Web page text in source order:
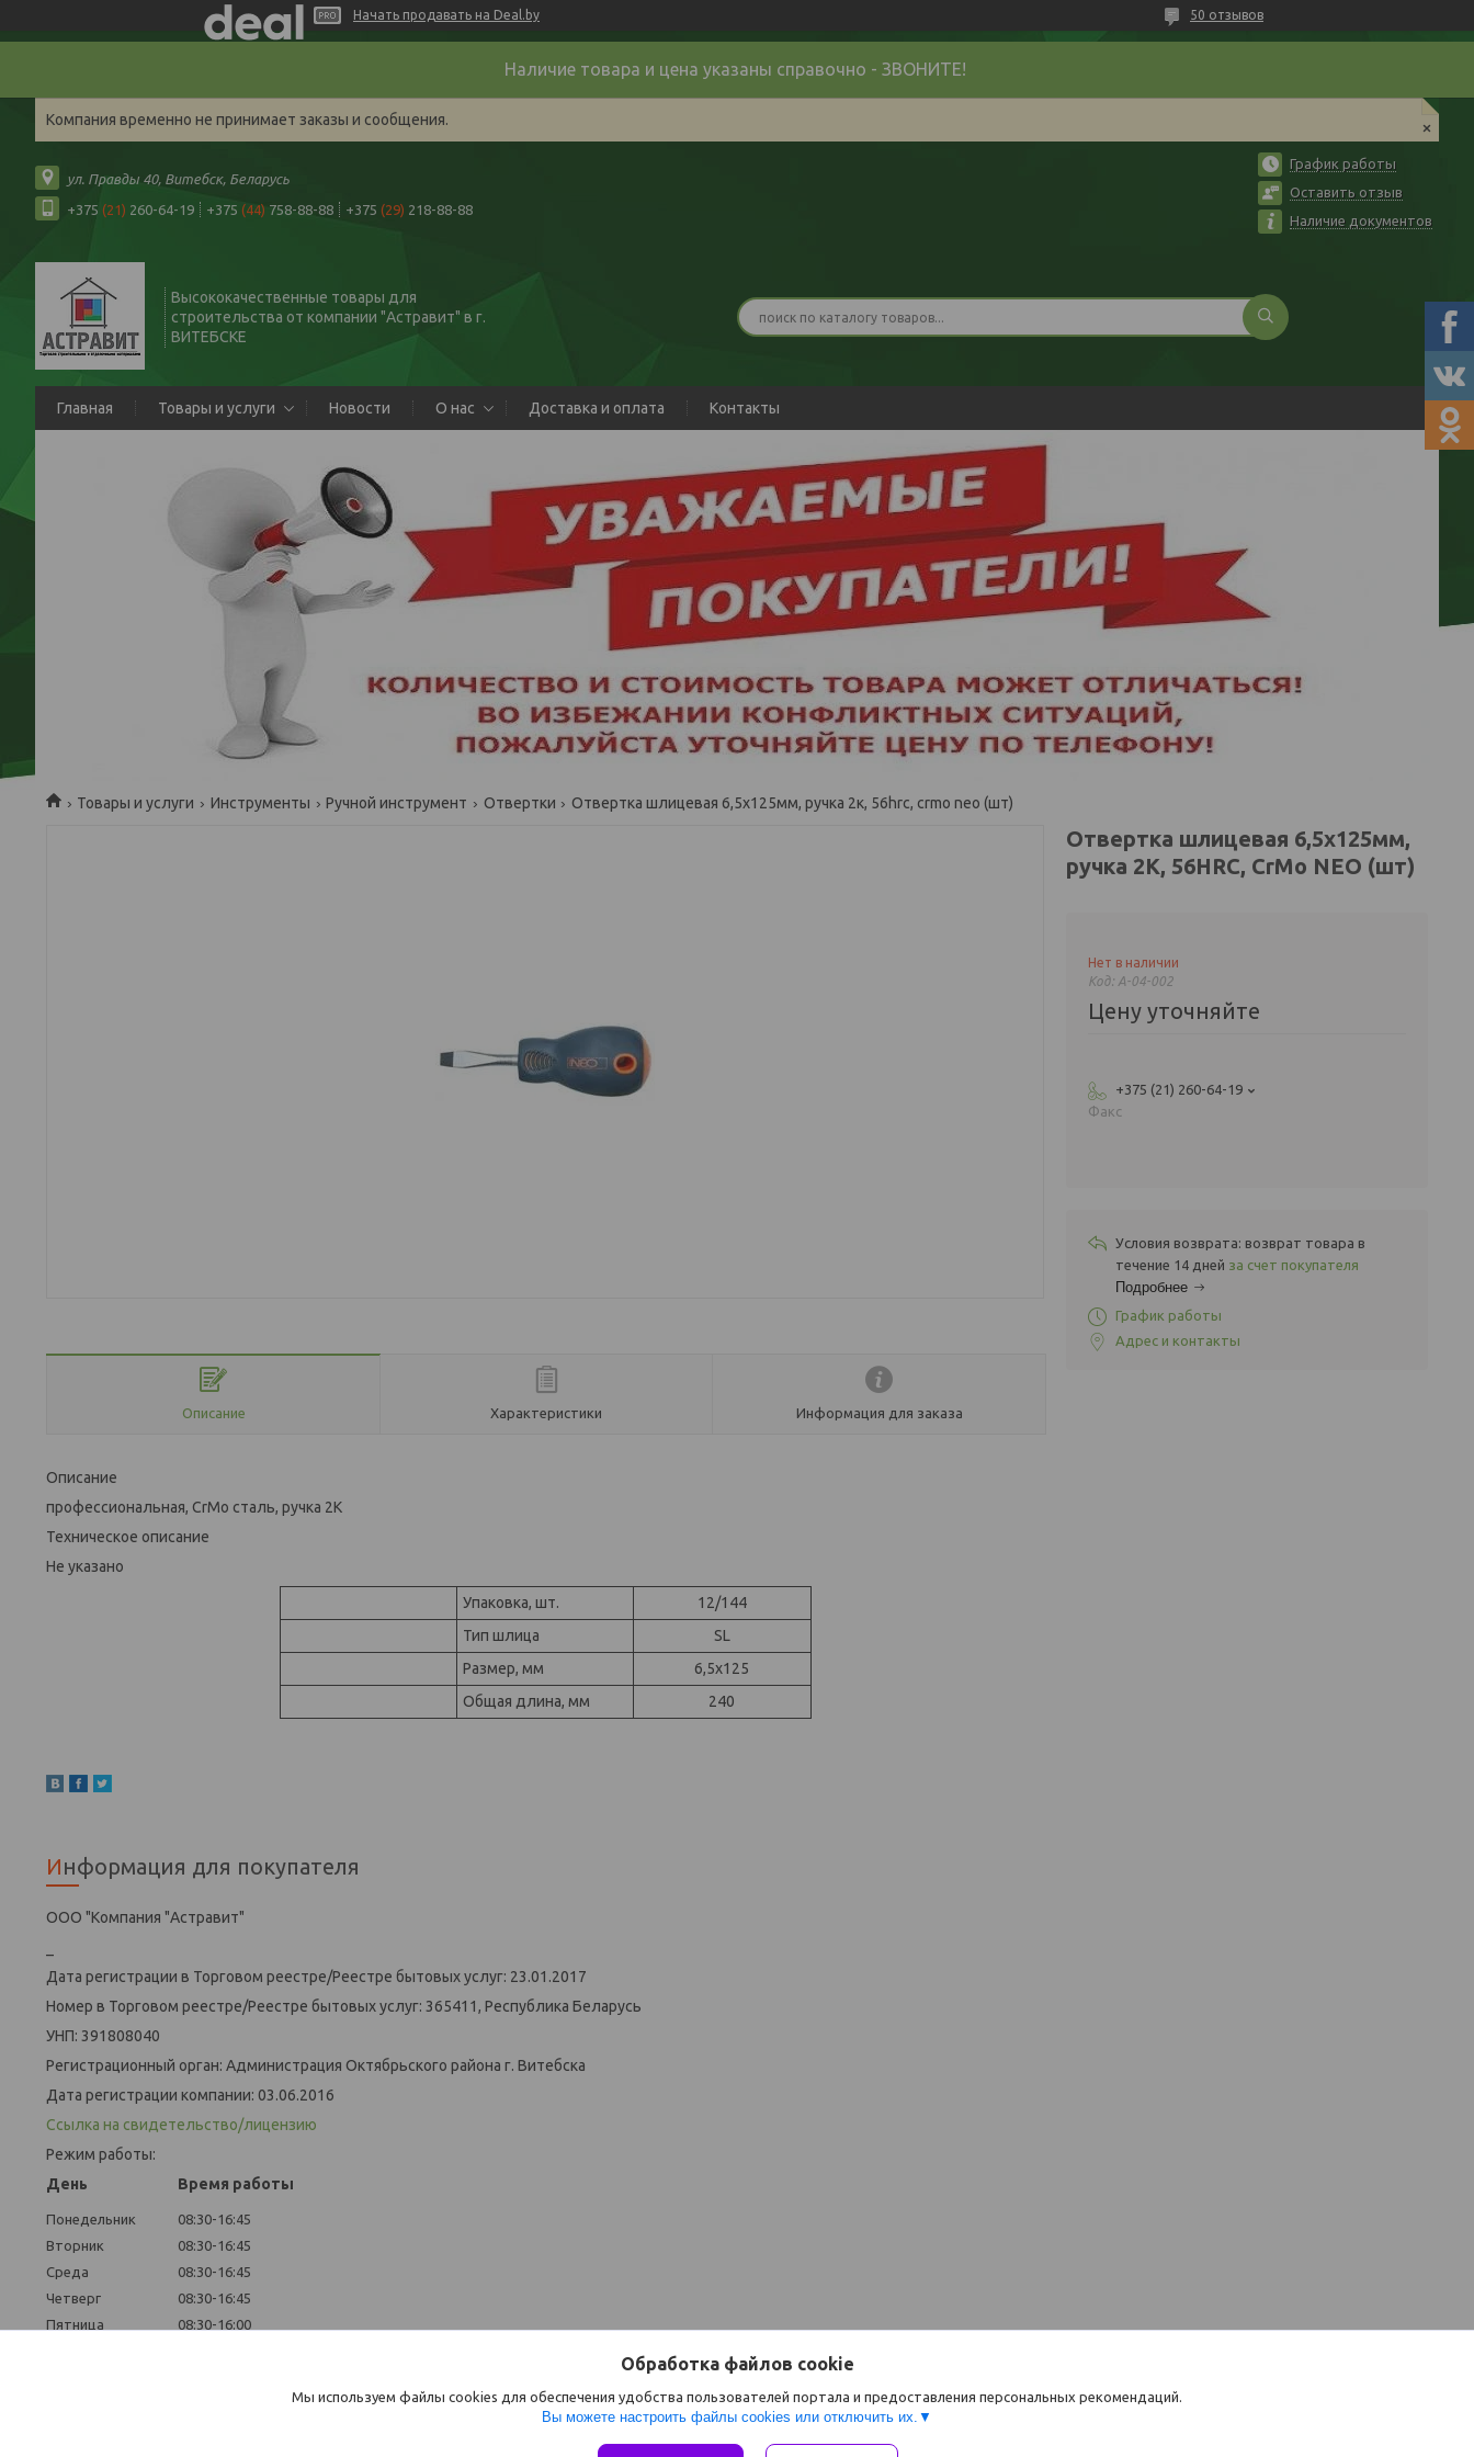
Начать продавать на Deal.by 50 отзывов
Наличие товара и цена указаны справочно - ЗВОНИТЕ!
Компания временно не принимает заказы и сообщения.
ул. Правды 40, Витебск, Беларусь
+375 (21) 260-64-19 +375 (44) 758-88-88 +375 (29) 218-88-88
График работы
Оставить отзыв
Наличие документов
Высококачественные товары для
строительства от компании "Астравит" в г.
ВИТЕБСКЕ
Главная Товары и услуги Новости О нас Доставка и оплата Контакты
Товары и услуги Инструменты Ручной инструмент Отвертки Отвертка шлицевая 6,5x125мм, ручка 2к, 56hrc, crmo neo (шт)
Описание Характеристики Информация для заказа
Описание
профессиональная, CrMo сталь, ручка 2К
Техническое описание
Не указано
Упаковка, шт.
12/144
Тип шлица
SL
Размер, мм
6,5x125
Общая длина, мм
240
Информация для покупателя
ООО "Компания "Астравит"
Дата регистрации в Торговом реестре/Реестре бытовых услуг: 23.01.2017
Номер в Торговом реестре/Реестре бытовых услуг: 365411, Республика Беларусь
УНП: 391808040
Регистрационный орган: Администрация Октябрьского района г. Витебска
Дата регистрации компании: 03.06.2016
Ссылка на свидетельство/лицензию
Режим работы:
День
Время работы
Понедельник
08:30-16:45
Вторник
08:30-16:45
Среда
08:30-16:45
Четверг
08:30-16:45
Пятница
08:30-16:00
Отвертка шлицевая 6,5x125мм,
ручка 2К, 56HRC, CrMo NEO (шт)
Нет в наличии
Код: A-04-002
Цену уточняйте
+375 (21) 260-64-19
Факс
возврат товара в
течение 14 дней за счет покупателя
Подробнее
График работы
Адрес и контакты
Обработка файлов cookie
Мы используем файлы cookies для обеспечения удобства пользователей портала и предоставления персональных рекомендаций.
Вы можете настроить файлы cookies или отключить их.